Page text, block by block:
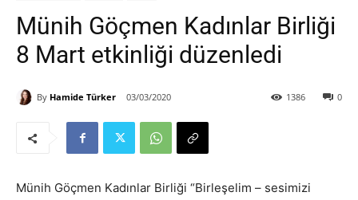
Münih Göçmen Kadınlar Birliği
8 Mart etkinliği düzenledi
By Hamide Türker 03/03/2020 0
1386
Münih Göçmen Kadınlar Birliği “Birleşelim – sesimizi